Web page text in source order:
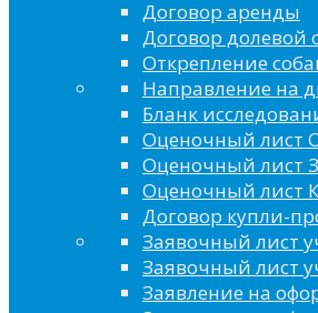
Договор аренды
Договор долевой
Открепление
Направление на
Бланк
Оценочный лист
Оценочный лист
Оценочный лист
Договор купли-
Заявочный лист
Заявочный лист
Заявление на